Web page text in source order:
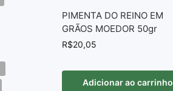
PIMENTA DO REINO EM
GRÃOS MOEDOR 50gr
R$20,05
Adicionar ao carrinho